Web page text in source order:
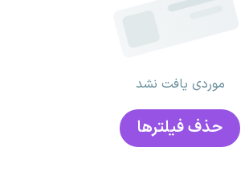
موردی یافت نشد
حذف فیلتر‌ها